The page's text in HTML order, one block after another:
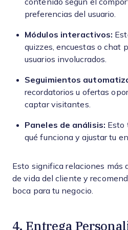
contenido según el
preferencias del usuario.
Módulos interactivos:
quizzes, encuestas o chat
usuarios involucrados.
Seguimientos
recordatorios u ofertas
captar visitantes.
Paneles de análisis: Esto
qué funciona y ajustar tu
Esto significa relaciones más
de vida del cliente y
boca para tu negocio.
4. Entrega